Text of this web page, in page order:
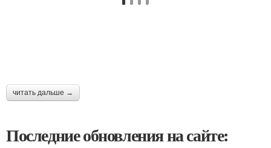
читать дальше →
Последние обновления на сайте: